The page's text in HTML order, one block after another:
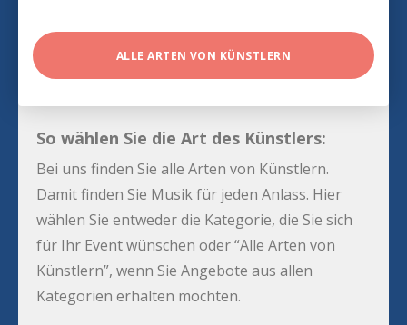
ALLE ARTEN VON KÜNSTLERN
So wählen Sie die Art des Künstlers:
Bei uns finden Sie alle Arten von Künstlern.
Damit finden Sie Musik für jeden Anlass. Hier
wählen Sie entweder die Kategorie, die Sie sich
für Ihr Event wünschen oder “Alle Arten von
Künstlern”, wenn Sie Angebote aus allen
Kategorien erhalten möchten.